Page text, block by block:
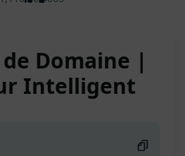
Domaine |
Intelligent